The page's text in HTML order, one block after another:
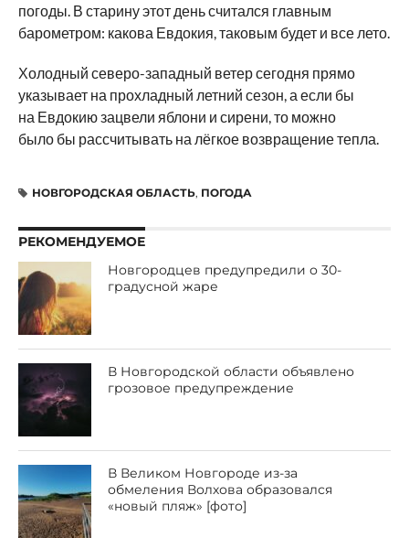
погоды. В старину этот день считался главным
барометром: какова Евдокия, таковым будет и все лето.
Холодный северо-западный ветер сегодня прямо
указывает на прохладный летний сезон, а если бы
на Евдокию зацвели яблони и сирени, то можно
было бы рассчитывать на лёгкое возвращение тепла.
НОВГОРОДСКАЯ ОБЛАСТЬ, ПОГОДА
РЕКОМЕНДУЕМОЕ
Новгородцев предупредили о 30-
градусной жаре
В Новгородской области объявлено
грозовое предупреждение
В Великом Новгороде из-за
обмеления Волхова образовался
«новый пляж» [фото]